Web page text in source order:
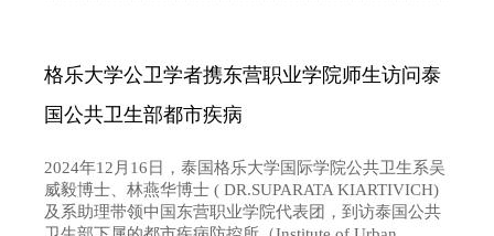
格乐大学公卫学者携东营职业学院师生访问泰
国公共卫生部都市疾病
2024年12月16日，泰国格乐大学国际学院公共卫生系吴
威毅博士、林燕华博士 ( DR.SUPARATA KIARTIVICH)
及系助理带领中国东营职业学院代表团，到访泰国公共